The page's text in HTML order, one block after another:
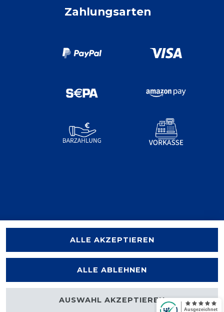
Zahlungsarten
ALLE AKZEPTIEREN
ALLE ABLEHNEN
AUSWAHL AKZEPTIEREN